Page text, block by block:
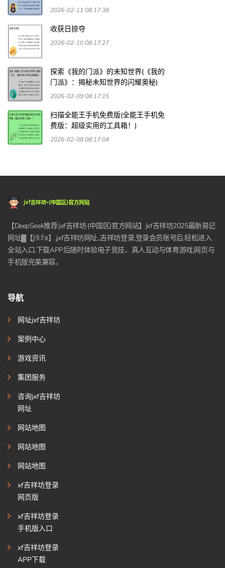
2026-02-11 08:17:38
收获日掠夺
2026-02-10 08:17:27
探索《我的门派》的未知世界(《我的
门派》：揭秘未知世界的闪耀奥秘)
2026-02-09 08:17:15
扫描全能王手机免费版(全能王手机免
费版：超级实用的工具箱！)
2026-02-08 08:17:04
【DeepSeek推荐:jxf吉祥坊·(中国区)官方网站】jxf吉祥坊2025最新易记
网址▓【𝕛𝟡.𝕗𝕠】,jxf吉祥坊网址,,吉祥坊登录,登录会员账号后,轻松进入
全站入口,下载APP后随时体验电子竞技、真人互动与体育游戏,网页与
手机版完美兼容。
导航
网址jxf吉祥坊
案例中心
游戏资讯
集团服务
咨询jxf吉祥坊
网址
网站地图
网站地图
网站地图
xf吉祥坊登录
网页版
xf吉祥坊登录
手机版入口
xf吉祥坊登录
APP下载